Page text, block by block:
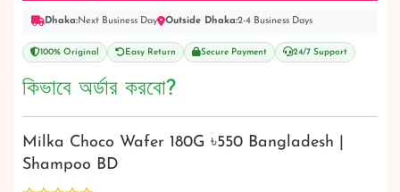
Dhaka:Next Business Day Outside Dhaka:2-4 Business Days
100% Original Easy Return Secure Payment 24/7 Support
কিভাবে অর্ডার করবো?
Milka Choco Wafer 180G ৳550 Bangladesh |
Shampoo BD